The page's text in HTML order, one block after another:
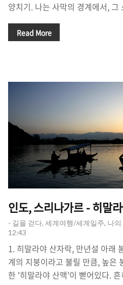
양치기. 나는 사막의 경계에서, 그
가 있을까'라는 의구심을 품고 있
있는 듯 했다. 소설 속의 양치기와
행이 오아시스를 떠날 때, 양치기
가와 무언가를 부탁했지만 나는
다. 부탁을 들어주는 것이 옳은지,
은지 알 수 없었다. 우리는..
Read More
인도, 스리나가르 - 히말
- 길을 걷다, 세계여행/세계일주, 나의
12:43
1. 히말라야 산자락, 만년설 아래
계의 지붕이라고 불릴 만큼, 높은
한 '히말라야 산맥'이 뻗어있다.